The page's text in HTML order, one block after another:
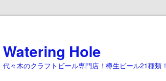
Watering Hole
代々木のクラフトビール専門店！樽生ビール21種類！